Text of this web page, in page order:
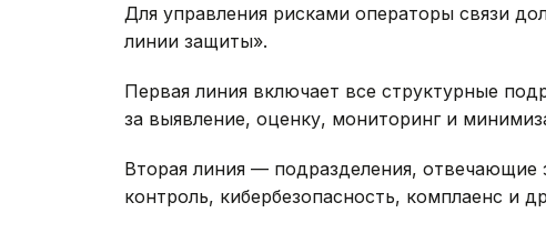
Для управления рисками операторы связи
линии защиты».
Первая линия включает все структурные
за выявление, оценку, мониторинг и
Вторая линия — подразделения, отвечающие
контроль, кибербезопасность, комплаенс и